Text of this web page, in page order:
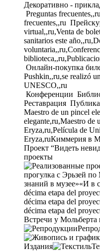
Декоративно -
Preguntas
frecuentes,,ru
virtual,,ru,Venta de
sanitarios este
Онлайн-покупка
Pushkin,,ru,se realizó
UNESCO,,ru
Конференции
Реставрация
Maestro de un pincel
elegante,ru,Maestro de
Eryza,ru,Película de
Eryza,ruКиммерия в
Проект “Видеть
проекты
прогулка с Эрьзей
знаний в музее»«И в
décima etapa del
décima etapa del
décima etapa del
Встречи у Мольберта
Издания